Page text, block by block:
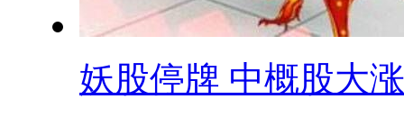
妖股停牌 中概股大